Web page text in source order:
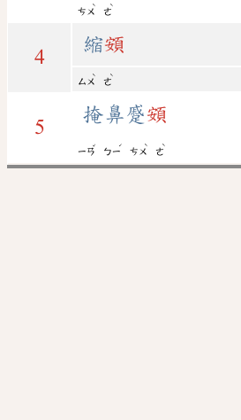
ㄘㄨ
ˋ
ㄜ
ˋ
4
縮頞
ㄙㄨ
ˋ
ㄜ
ˋ
5
掩鼻蹙頞
ㄧㄢ
ˇ
ㄅㄧ
ˊ
ㄘㄨ
ˋ
ㄜ
ˋ